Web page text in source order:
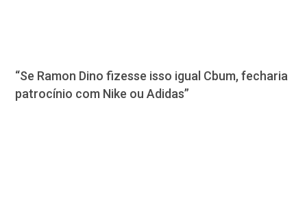
“Se Ramon Dino fizesse isso igual Cbum, fecharia
patrocínio com Nike ou Adidas”